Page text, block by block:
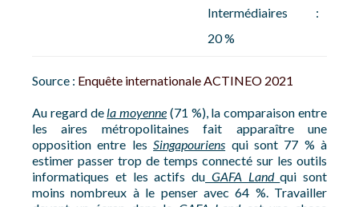
Intermédiaires :
20 %
Source : Enquête internationale ACTINEO 2021
Au regard dela moyenne (71 %), la comparaison entre
les aires métropolitaines fait apparaître une
opposition entre lesSingapouriens qui sont 77 % à
estimer passer trop de temps connecté sur les outils
informatiques et les actifs du GAFA Landqui sont
moins nombreux à le penser avec 64 %. Travailler